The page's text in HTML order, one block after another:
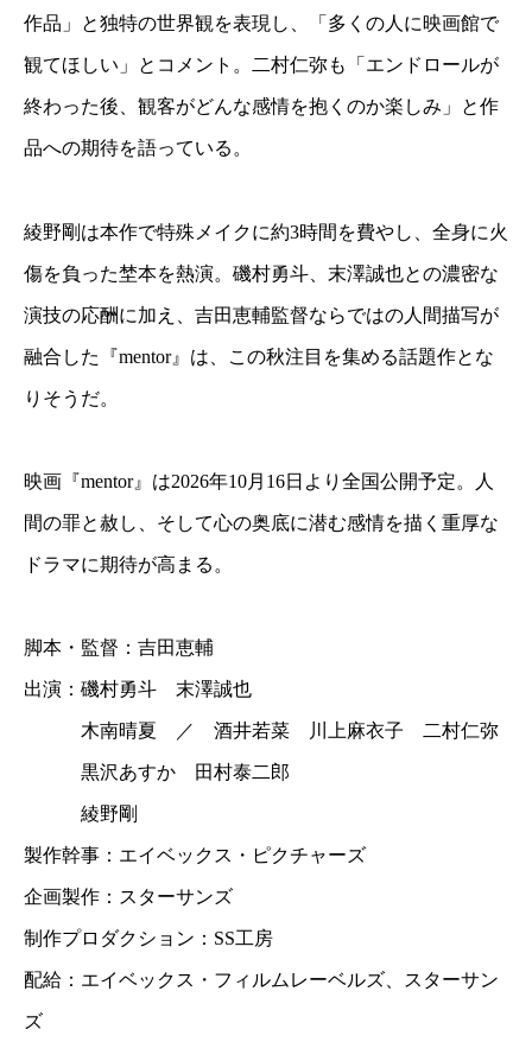
作品」と独特の世界観を表現し、「多くの人に映画館で
観てほしい」とコメント。二村仁弥も「エンドロールが
終わった後、観客がどんな感情を抱くのか楽しみ」と作
品への期待を語っている。
綾野剛は本作で特殊メイクに約3時間を費やし、全身に火
傷を負った埜本を熱演。磯村勇斗、末澤誠也との濃密な
演技の応酬に加え、吉田恵輔監督ならではの人間描写が
融合した『mentor』は、この秋注目を集める話題作とな
りそうだ。
映画『mentor』は2026年10月16日より全国公開予定。人
間の罪と赦し、そして心の奥底に潜む感情を描く重厚な
ドラマに期待が高まる。
脚本・監督：吉田恵輔
出演：磯村勇斗 末澤誠也
木南晴夏 ／ 酒井若菜 川上麻衣子 二村仁弥
黒沢あすか 田村泰二郎
綾野剛
製作幹事：エイベックス・ピクチャーズ
企画製作：スターサンズ
制作プロダクション：SS工房
配給：エイベックス・フィルムレーベルズ、スターサン
ズ